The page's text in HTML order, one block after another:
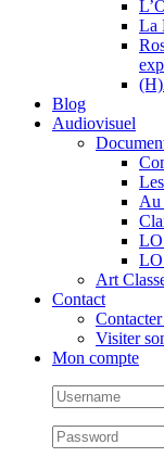
La
Blog
Audiovisuel
Au
LO
Art
Contact
Contacter
Visiter
Mon compte